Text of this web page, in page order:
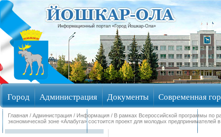
Информационный портал «Город Йошкар-Ола»
Город Администрация Документы Современная
Обращения граждан Общественные обсуждения
Главная / Администрация / Информация / В рамках Всероссийской программы по
экономической зоне «Алабуга» состоится проект для молодых предпринимателей